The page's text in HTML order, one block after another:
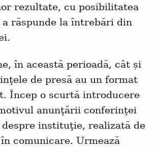
rezultate, cu posibilitatea
răspunde la întrebări din
în această perioadă, cât și
de presă au un format
Încep o scurtă introducere
anunţării conferinţei
despre instituţie, realizată de
comunicare. Urmează